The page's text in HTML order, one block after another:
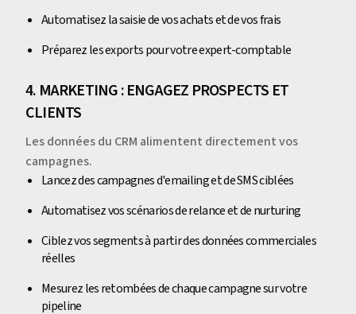
Automatisez la saisie de vos achats et de vos frais
Préparez les exports pour votre expert-comptable
4. MARKETING : ENGAGEZ PROSPECTS ET
CLIENTS
Les données du CRM alimentent directement vos
campagnes.
Lancez des campagnes d'emailing et de SMS ciblées
Automatisez vos scénarios de relance et de nurturing
Ciblez vos segments à partir des données commerciales
réelles
Mesurez les retombées de chaque campagne sur votre
pipeline